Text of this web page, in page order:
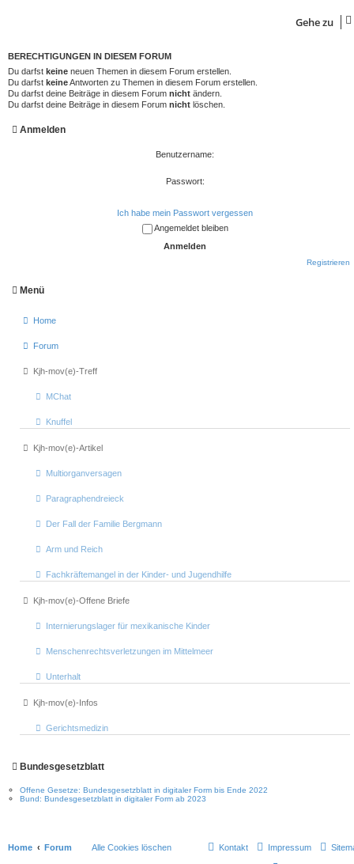
Gehe zu
BERECHTIGUNGEN IN DIESEM FORUM
Du darfst keine neuen Themen in diesem Forum erstellen.
Du darfst keineAntworten zu Themen in diesem Forum erstellen.
Du darfst deine Beiträge in diesem Forum nicht ändern.
Du darfst deine Beiträge in diesem Forum nicht löschen.
Anmelden
Benutzername:
Passwort:
Ich habe mein Passwort vergessen
Angemeldet bleiben
Registrieren
Menü
Home
Forum
Kjh-mov(e)-Treff
MChat
Knuffel
Kjh-mov(e)-Artikel
Multiorganversagen
Paragraphendreieck
Der Fall der Familie Bergmann
Arm und Reich
Fachkräftemangel in der Kinder- und Jugendhilfe
Kjh-mov(e)-Offene Briefe
Internierungslager für mexikanische Kinder
Menschenrechtsverletzungen im Mittelmeer
Unterhalt
Kjh-mov(e)-Infos
Gerichtsmedizin
Bundesgesetzblatt
Offene Gesetze: Bundesgesetzblatt in digitaler Form bis Ende 2022
Bund: Bundesgesetzblatt in digitaler Form ab 2023
Home Forum Impressum
Kontakt
Alle Cookies löschen